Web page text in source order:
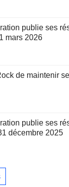
publie ses
mars 2026
de maintenir
publie ses
décembre 2025